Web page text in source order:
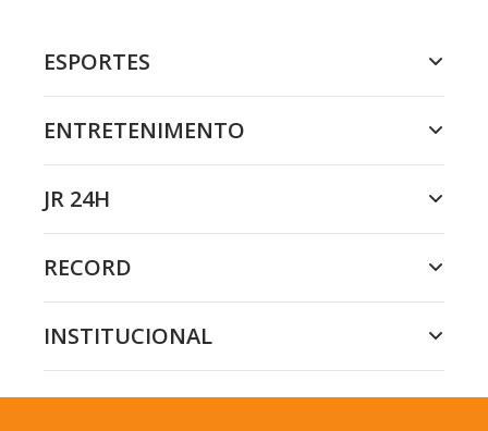
ESPORTES
ENTRETENIMENTO
JR 24H
RECORD
INSTITUCIONAL